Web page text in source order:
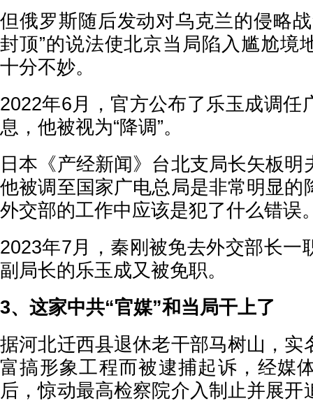
但俄罗斯随后发动对乌克兰的侵略
封顶”的说法使北京当局陷入尴尬境
十分不妙。
2022年6月，官方公布了乐玉成调任
息，他被视为“降调”。
日本《产经新闻》台北支局长矢板明
他被调至国家广电总局是非常明显的
外交部的工作中应该是犯了什么错误
2023年7月，秦刚被免去外交部长一
副局长的乐玉成又被免职。
3、这家中共“官媒”和当局干上了
据河北迁西县退休老干部马树山，实
富搞形象工程而被逮捕起诉，经媒
后，惊动最高检察院介入制止并展开